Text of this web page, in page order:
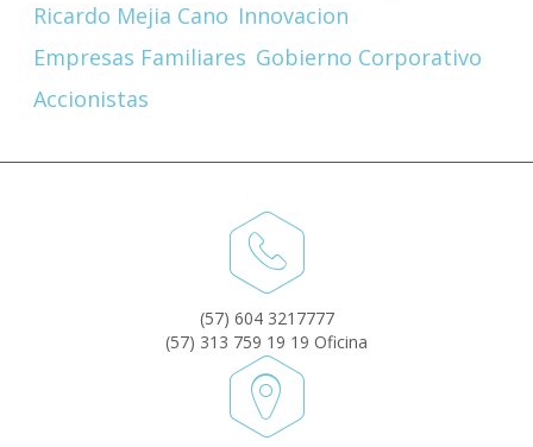
Ricardo Mejia Cano Innovacion
Empresas Familiares Gobierno Corporativo
Accionistas
(57) 604 3217777
(57) 313 759 19 19 Oficina